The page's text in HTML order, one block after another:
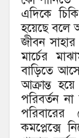
এদিকে
হয়েছে বলে
জীবন
মার্চের
বাড়িতে
আক্রান্ত
পরিবর্তন
পরিবারের
কমপ্লেক্সে